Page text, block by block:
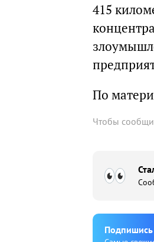
415
По
Чтобы
Подпишиcь